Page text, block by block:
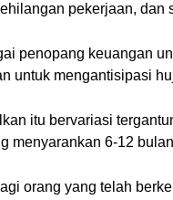
pekerjaan, dan
penopang keuangan
untuk mengantisipasi
itu bervariasi
menyarankan 6-12
orang yang telah